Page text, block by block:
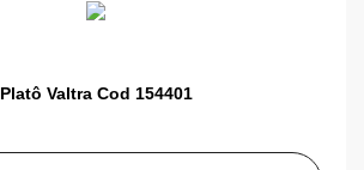
Platô Valtra Cod 154401